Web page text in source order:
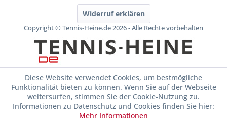
Widerruf erklären
Copyright © Tennis-Heine.de 2026 - Alle Rechte vorbehalten
Diese Website verwendet Cookies, um bestmögliche
Funktionalität bieten zu können. Wenn Sie auf der Webseite
weitersurfen, stimmen Sie der Cookie-Nutzung zu.
Informationen zu Datenschutz und Cookies finden Sie hier:
Mehr Informationen